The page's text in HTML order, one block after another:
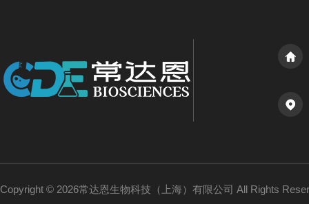
Copyright © 2026常达恩生物科技（上海）有限公司 All Rights